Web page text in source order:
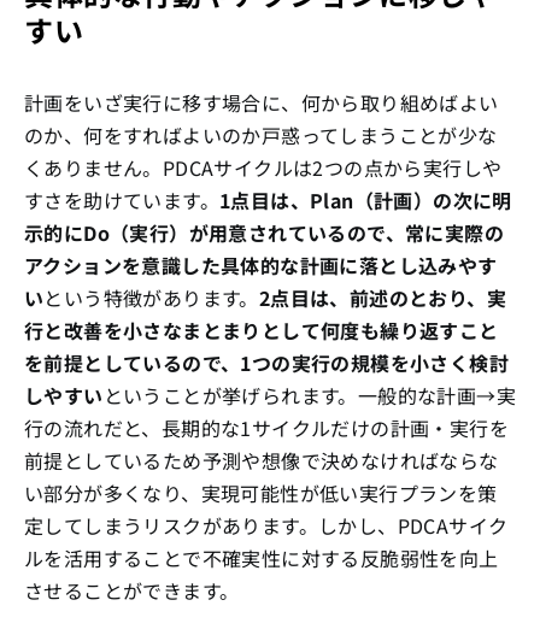
すい
計画をいざ実行に移す場合に、何から取り組めばよい
のか、何をすればよいのか戸惑ってしまうことが少な
くありません。PDCAサイクルは2つの点から実行しや
すさを助けています。 1点目は、Plan（計画）の次に明
示的にDo（実行）が用意されているので、常に実際の
アクションを意識した具体的な計画に落とし込みやす
いという特徴があります。 2点目は、前述のとおり、実
行と改善を小さなまとまりとして何度も繰り返すこと
を前提としているので、1つの実行の規模を小さく検討
しやすい ということが挙げられます。一般的な計画→実
行の流れだと、長期的な1サイクルだけの計画・実行を
前提としているため予測や想像で決めなければならな
い部分が多くなり、実現可能性が低い実行プランを策
定してしまうリスクがあります。しかし、PDCAサイク
ルを活用することで不確実性に対する反脆弱性を向上
させることができます。